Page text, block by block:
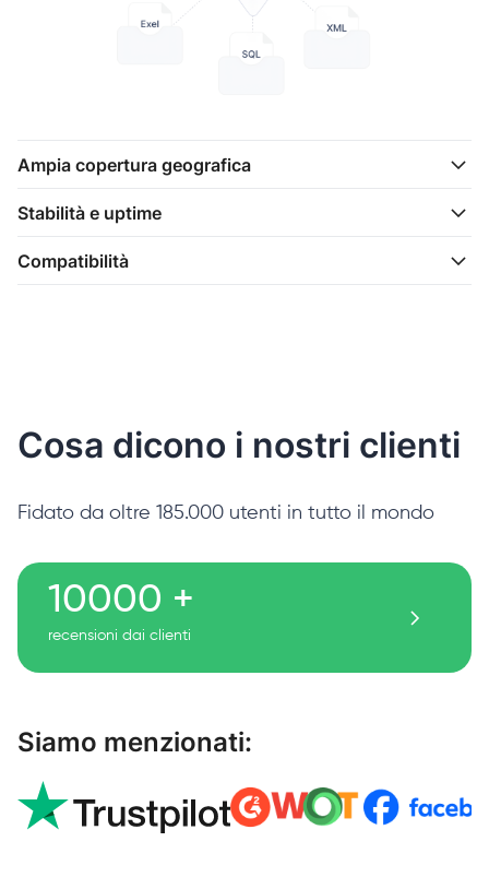
Ampia copertura geografica
Stabilità e uptime
Compatibilità
Cosa dicono i nostri clienti
Fidato da oltre 185.000 utenti in tutto il mondo
10000 +
recensioni dai clienti
Siamo menzionati: